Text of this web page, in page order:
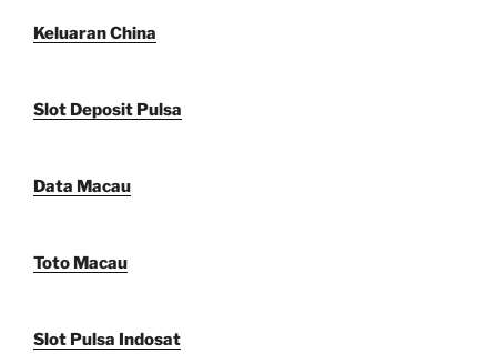
Keluaran China
Slot Deposit Pulsa
Data Macau
Toto Macau
Slot Pulsa Indosat